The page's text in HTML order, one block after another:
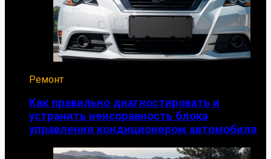
Ремонт
Как правильно диагностировать и
устранить неисправность блока
управления кондиционером автомобиля